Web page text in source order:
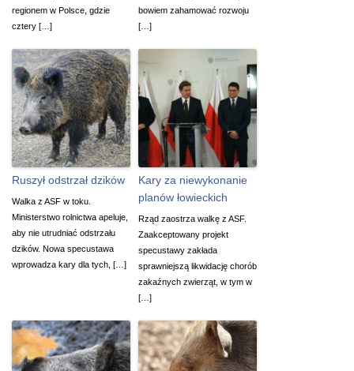
regionem w Polsce, gdzie
cztery […]
bowiem zahamować rozwoju
[…]
Ruszył odstrzał dzików
Walka z ASF w toku.
Ministerstwo rolnictwa apeluje,
aby nie utrudniać odstrzału
dzików. Nowa specustawa
wprowadza kary dla tych, […]
Kary za niewykonanie
planów łowieckich
Rząd zaostrza walkę z ASF.
Zaakceptowany projekt
specustawy zakłada
sprawniejszą likwidację chorób
zakaźnych zwierząt, w tym w
[…]